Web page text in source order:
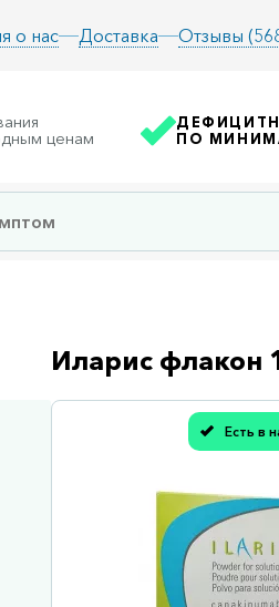
о нас Доставка Отзывы
ценам
ПО
Иларис флакон
Есть в
Спасибо, мы